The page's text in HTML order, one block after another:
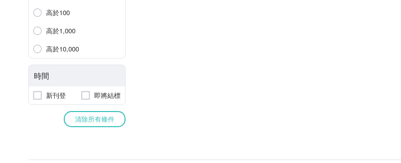
高於100
高於1,000
高於10,000
時間
新刊登 即將結標
清除所有條件